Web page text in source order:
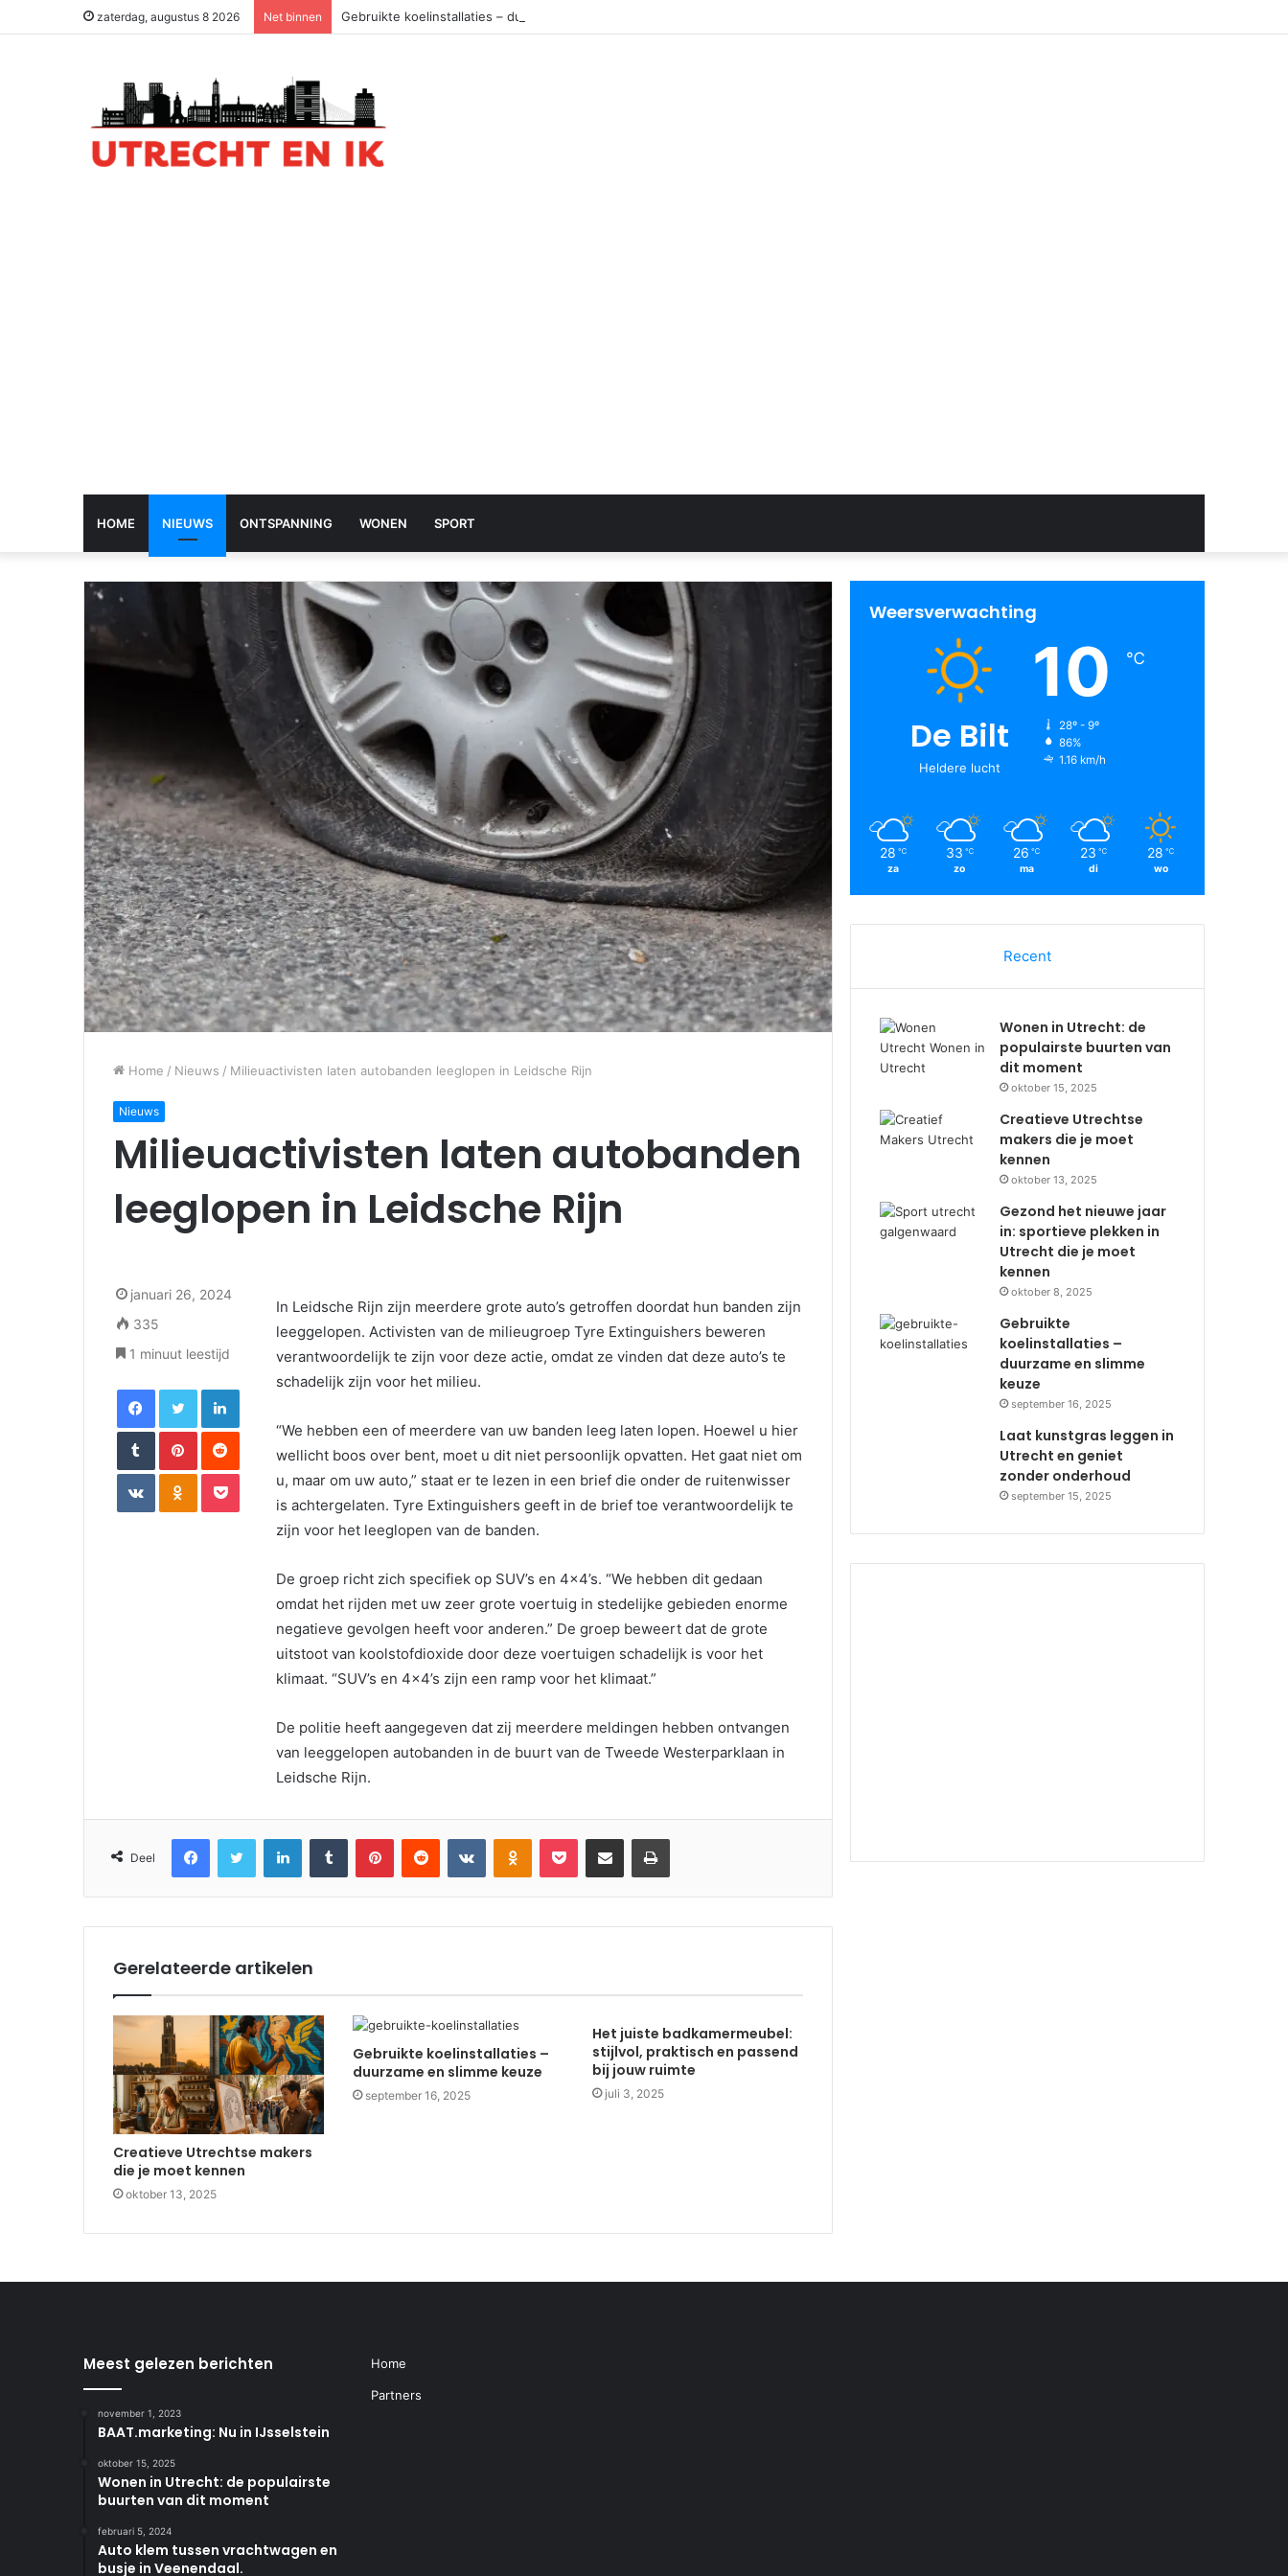
zaterdag, augustus 8 2026 Net binnen Gebruikte koelinstallaties – duurzame en slimme keuze
HOME NIEUWS ONTSPANNING WONEN SPORT
Home / Nieuws / Milieuactivisten laten autobanden leeglopen in Leidsche Rijn
Nieuws
Milieuactivisten laten autobanden
leeglopen in Leidsche Rijn
In Leidsche Rijn zijn meerdere grote auto’s getroffen doordat hun banden zijn
leeggelopen. Activisten van de milieugroep Tyre Extinguishers beweren
verantwoordelijk te zijn voor deze actie, omdat ze vinden dat deze auto’s te
schadelijk zijn voor het milieu.
“We hebben een of meerdere van uw banden leeg laten lopen. Hoewel u hier
wellicht boos over bent, moet u dit niet persoonlijk opvatten. Het gaat niet om
u, maar om uw auto,” staat er te lezen in een brief die onder de ruitenwisser
is achtergelaten. Tyre Extinguishers geeft in de brief toe verantwoordelijk te
zijn voor het leeglopen van de banden.
De groep richt zich specifiek op SUV’s en 4×4’s. “We hebben dit gedaan
omdat het rijden met uw zeer grote voertuig in stedelijke gebieden enorme
negatieve gevolgen heeft voor anderen.” De groep beweert dat de grote
uitstoot van koolstofdioxide door deze voertuigen schadelijk is voor het
klimaat. “SUV’s en 4×4’s zijn een ramp voor het klimaat.”
De politie heeft aangegeven dat zij meerdere meldingen hebben ontvangen
van leeggelopen autobanden in de buurt van de Tweede Westerparklaan in
Leidsche Rijn.
januari 26, 2024
335
1 minuut leestijd
FacebookTwitterLinkedIn
TumblrPinterestReddit
VKontakteOdnoklassniki
Pocket
Deel
FacebookTwitter LinkedInTumblr PinterestReddit VKontakteOdnoklassniki
Pocket Deel via email Print
Gerelateerde artikelen
Creatieve Utrechtse makers
die je moet kennen
oktober 13, 2025
Gebruikte koelinstallaties –
duurzame en slimme keuze
september 16, 2025
Het juiste badkamermeubel:
stijlvol, praktisch en passend
bij jouw ruimte
juli 3, 2025
Weersverwachting
De Bilt
Heldere lucht
10 ℃
28º - 9º
86%
1.16 km/h
28 ℃
za
33 ℃
zo
26 ℃
ma
23 ℃
di
28 ℃
wo
Recent
Wonen in Utrecht: de
populairste buurten van
dit moment
oktober 15, 2025
Creatieve Utrechtse
makers die je moet
kennen
oktober 13, 2025
Gezond het nieuwe jaar
in: sportieve plekken in
Utrecht die je moet
kennen
oktober 8, 2025
Gebruikte
koelinstallaties –
duurzame en slimme
keuze
september 16, 2025
Laat kunstgras leggen in
Utrecht en geniet
zonder onderhoud
september 15, 2025
Meest gelezen berichten
november 1, 2023
BAAT.marketing: Nu in IJsselstein
oktober 15, 2025
Wonen in Utrecht: de populairste
buurten van dit moment
februari 5, 2024
Auto klem tussen vrachtwagen en
busje in Veenendaal.
Home
Partners